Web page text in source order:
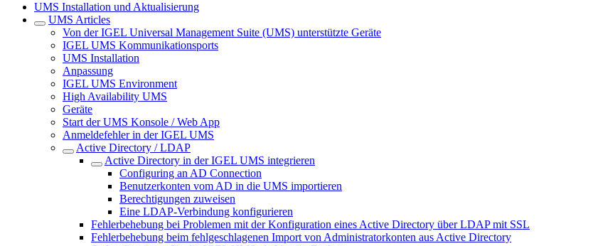
UMS Installation und Aktualisierung
UMS Articles
Von der IGEL Universal Management Suite (UMS) unterstützte Geräte
IGEL UMS Kommunikationsports
UMS Installation
Anpassung
IGEL UMS Environment
High Availability UMS
Geräte
Start der UMS Konsole / Web App
Anmeldefehler in der IGEL UMS
Active Directory / LDAP
Active Directory in der IGEL UMS integrieren
Configuring an AD Connection
Benutzerkonten vom AD in die UMS importieren
Berechtigungen zuweisen
Eine LDAP-Verbindung konfigurieren
Fehlerbehebung bei Problemen mit der Konfiguration eines Active Directory über LDAP mit SSL
Fehlerbehebung beim fehlgeschlagenen Import von Administratorkonten aus Active Directory